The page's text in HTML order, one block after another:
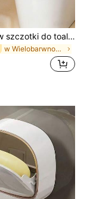
[Nowy zestaw szczotki do toalety] 1 zestaw szczotki do toalety, zawiera 7 kolorów wymiennych głowic szczotki, system czyszczenia toalety łazienkowej, szczotka do toalety z pudełkiem do przechowywania, dekoracja ze złotym wykończeniem, akcesorium dekoracyjne do łazienki, odpowiedni do czyszczenia łazienki, idealny prezent na parapetówkę
w Wielobarwność Zestawy akcesoriów łazienkowych